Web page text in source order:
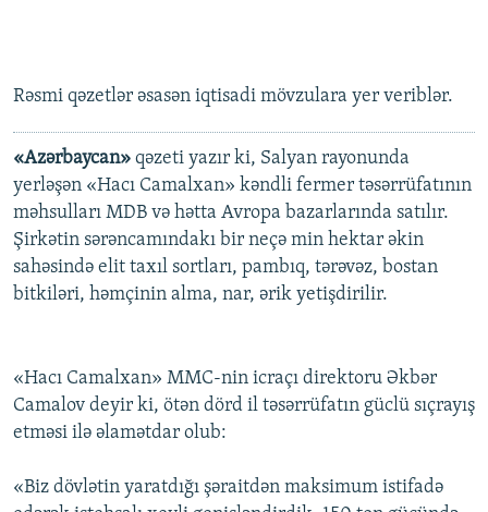
Rəsmi qəzetlər əsasən iqtisadi mövzulara yer veriblər.
«Azərbaycan» qəzeti yazır ki, Salyan rayonunda
yerləşən «Hacı Camalxan» kəndli fermer təsərrüfatının
məhsulları MDB və hətta Avropa bazarlarında satılır.
Şirkətin sərəncamındakı bir neçə min hektar əkin
sahəsində elit taxıl sortları, pambıq, tərəvəz, bostan
bitkiləri, həmçinin alma, nar, ərik yetişdirilir.
«Hacı Camalxan» MMC-nin icraçı direktoru Əkbər
Camalov deyir ki, ötən dörd il təsərrüfatın güclü sıçrayış
etməsi ilə əlamətdar olub:
«Biz dövlətin yaratdığı şəraitdən maksimum istifadə